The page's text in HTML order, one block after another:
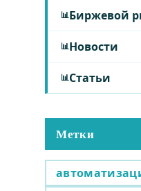
Биржевой
Новости
Статьи
Метки